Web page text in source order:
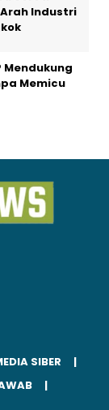
Industri
Mendukung
Memicu
SIBER